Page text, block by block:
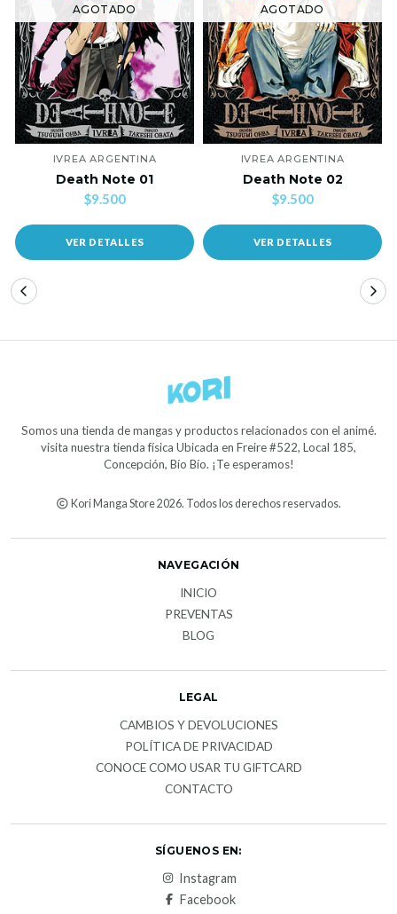
AGOTADO
IVREA ARGENTINA
Death Note 01
$9.500
VER DETALLES
AGOTADO
IVREA ARGENTINA
Death Note 02
$9.500
VER DETALLES
Somos una tienda de mangas y productos relacionados con el animé.
visita nuestra tienda física Ubicada en Freire #522, Local 185,
Concepción, Bío Bío. ¡Te esperamos!
Kori Manga Store 2026. Todos los derechos reservados.
NAVEGACIÓN
INICIO
PREVENTAS
BLOG
LEGAL
CAMBIOS Y DEVOLUCIONES
POLÍTICA DE PRIVACIDAD
CONOCE COMO USAR TU GIFTCARD
CONTACTO
SÍGUENOS EN:
Instagram
Facebook